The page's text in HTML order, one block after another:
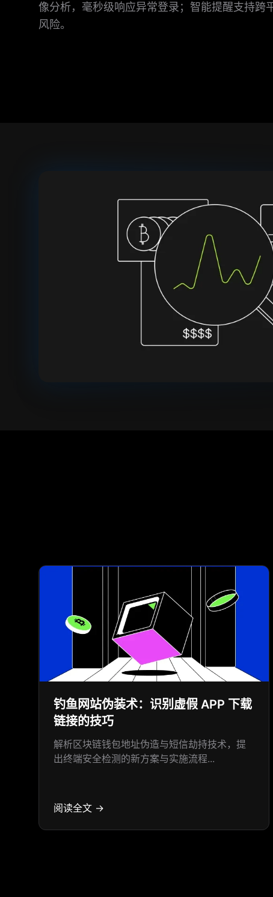
像分析，毫秒级响应异常登录；智能提醒支持跨
风险。
钓鱼网站伪装术：识别虚假 APP 下载
链接的技巧
解析区块链钱包地址伪造与短信劫持技术，提
出终端安全检测的新方案与实施流程...
阅读全文 →